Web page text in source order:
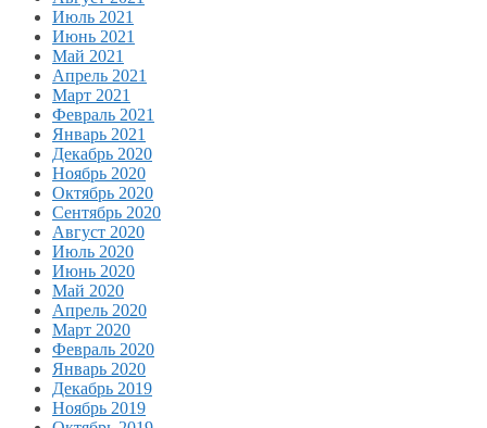
Июль 2021
Июнь 2021
Май 2021
Апрель 2021
Март 2021
Февраль 2021
Январь 2021
Декабрь 2020
Ноябрь 2020
Октябрь 2020
Сентябрь 2020
Август 2020
Июль 2020
Июнь 2020
Май 2020
Апрель 2020
Март 2020
Февраль 2020
Январь 2020
Декабрь 2019
Ноябрь 2019